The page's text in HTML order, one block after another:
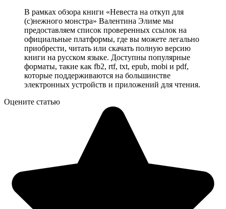
В рамках обзора книги «Невеста на откуп для
(с)нежного монстра» Валентина Элиме мы
предоставляем список проверенных ссылок на
официальные платформы, где вы можете легально
приобрести, читать или скачать полную версию
книги на русском языке. Доступны популярные
форматы, такие как fb2, rtf, txt, epub, mobi и pdf,
которые поддерживаются на большинстве
электронных устройств и приложений для чтения.
Оцените статью